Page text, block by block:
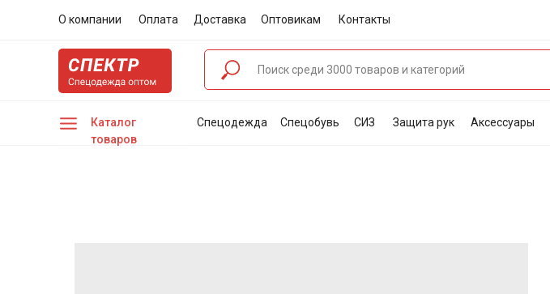
О компании Оплата Доставка Оптовикам Контакты
Каталог
товаров
Спецодежда Спецобувь СИЗ Защита рук Аксессуары